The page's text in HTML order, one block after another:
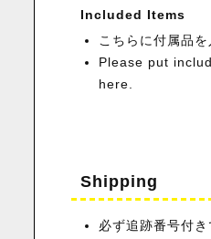
Included Items
こちらに付属品を
Please put
here.
Shipping
必ず追跡番号付